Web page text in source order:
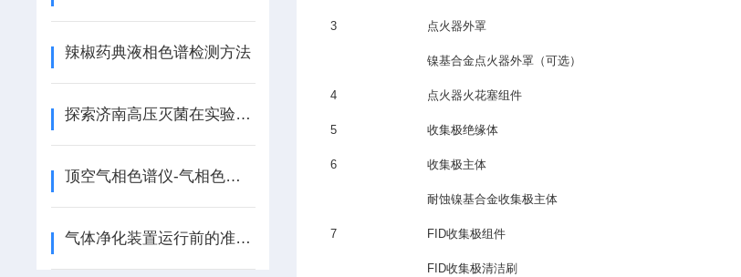
辣椒药典液相色谱检测方法
探索济南高压灭菌在实验室中的应用与优势
顶空气相色谱仪-气相色谱法分析食品包装材料中的有机溶剂残留
气体净化装置运行前的准备和设备操作维护保养
3
点火器外罩
镍基合金点火器外罩（可选）
4
点火器火花塞组件
5
收集极绝缘体
6
收集极主体
耐蚀镍基合金收集极主体
7
FID收集极组件
FID收集极清洁刷